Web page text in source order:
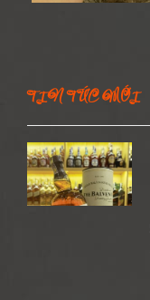
TIN TỨC MỚI